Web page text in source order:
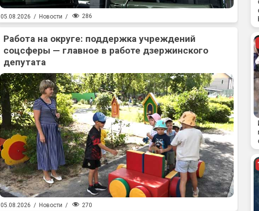
05.08.2026 / Новости / 286
Работа на округе: поддержка учреждений
соцсферы — главное в работе дзержинского
депутата
05.08.2026 / Новости / 270